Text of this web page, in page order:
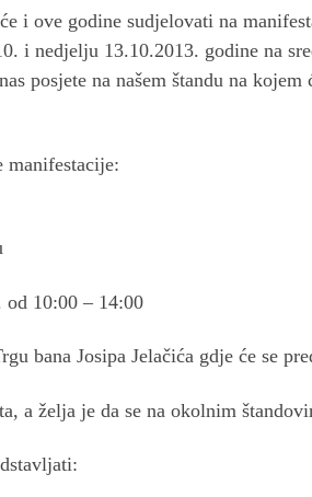
i ove godine sudjelovati na
i nedjelju 13.10.2013. godine na
posjete na našem štandu na
manifestacije:
od 10:00 – 14:00
bana Josipa Jelačića gdje će se
a želja je da se na okolnim